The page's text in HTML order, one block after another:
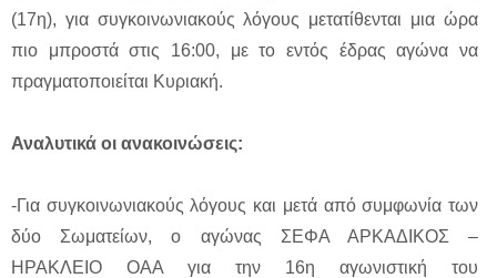
(17η), για συγκοινωνιακούς λόγους μετατίθενται μια ώρα
πιο μπροστά στις 16:00, με το εντός έδρας αγώνα να
πραγματοποιείται Κυριακή.
Αναλυτικά οι ανακοινώσεις:
-Για συγκοινωνιακούς λόγους και μετά από συμφωνία των
δύο Σωματείων, ο αγώνας ΣΕΦΑ ΑΡΚΑΔΙΚΟΣ –
ΗΡΑΚΛΕΙΟ ΟΑΑ για την 16η αγωνιστική του